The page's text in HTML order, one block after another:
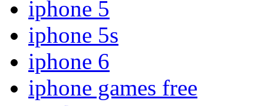
iphone 5
iphone 5s
iphone 6
iphone games free